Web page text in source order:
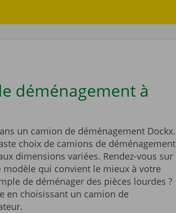
déménagement à
un camion de déménagement Dockx.
choix de camions de déménagement
dimensions variées. Rendez-vous sur
qui convient le mieux à votre
de déménager des pièces lourdes ?
en choisissant un camion de